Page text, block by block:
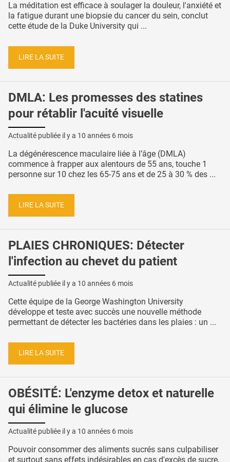
La méditation est efficace à soulager la douleur, l'anxiété et
la fatigue durant une biopsie du cancer du sein, conclut
cette étude de la Duke University qui ...
LIRE LA SUITE
DMLA: Les promesses des statines
pour rétablir l'acuité visuelle
Actualité publiée il y a 10 années 6 mois
La dégénérescence maculaire liée à l’âge (DMLA)
commence à frapper aux alentours de 55 ans, touche 1
personne sur 10 chez les 65-75 ans et de 25 à 30 % des ...
LIRE LA SUITE
PLAIES CHRONIQUES: Détecter
l'infection au chevet du patient
Actualité publiée il y a 10 années 6 mois
Cette équipe de la George Washington University
développe et teste avec succès une nouvelle méthode
permettant de détecter les bactéries dans les plaies : un ...
LIRE LA SUITE
OBÉSITÉ: L'enzyme detox et naturelle
qui élimine le glucose
Actualité publiée il y a 10 années 6 mois
Pouvoir consommer des aliments sucrés sans culpabiliser
et surtout sans effets indésirables en cas d'excès de sucre,